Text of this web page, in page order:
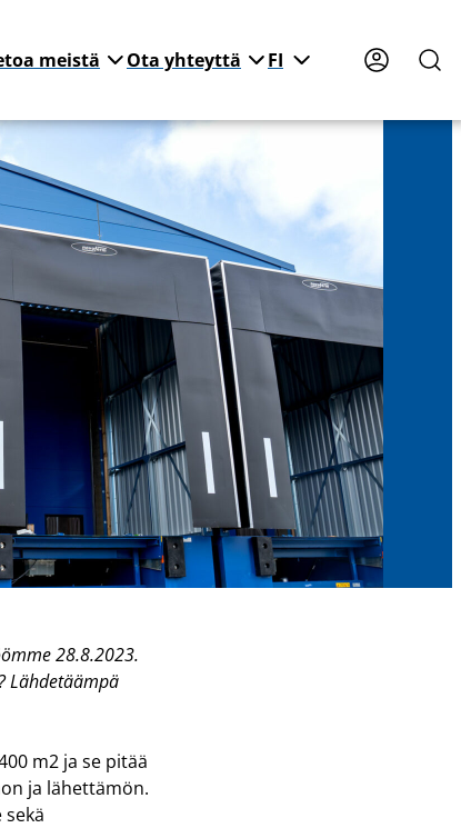
meistä Ota yhteyttä FI
28.8.2023.
Lähdetäämpä
m2 ja se pitää
ja lähettämön.